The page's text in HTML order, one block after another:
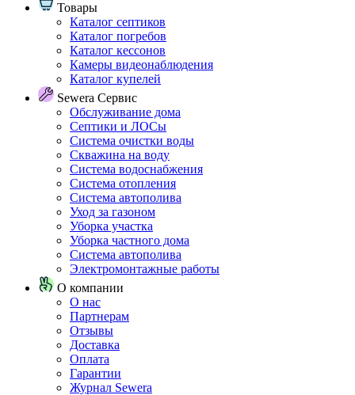
Товары
Каталог септиков
Каталог погребов
Каталог кессонов
Камеры видеонаблюдения
Каталог купелей
Sewera Сервис
Обслуживание дома
Септики и ЛОСы
Система очистки воды
Скважина на воду
Система водоснабжения
Система отопления
Система автополива
Уход за газоном
Уборка участка
Уборка частного дома
Система автополива
Электромонтажные работы
О компании
О нас
Партнерам
Отзывы
Доставка
Оплата
Гарантии
Журнал Sewera